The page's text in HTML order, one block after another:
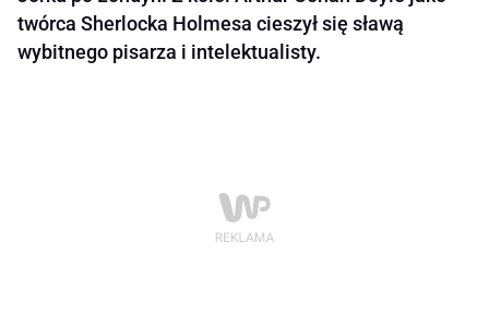
twórca Sherlocka Holmesa cieszył się sławą
wybitnego pisarza i intelektualisty.